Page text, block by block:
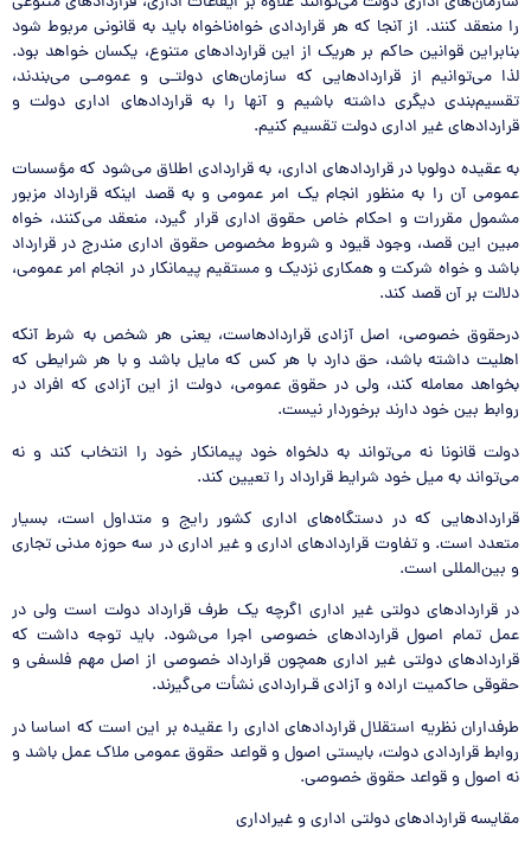
را منعقد کنند. از آنجا که هر قراردادی خواه‌ناخواه باید به قانونی مربوط شود
بنابراین قوانین حاکم بر هریک از این قراردادهای متنوع، یکسان خواهد بود.
لذا می‌توانیم از قراردادهایی که سازمان‌های دولتـی و عمومـی می‌بندند،
تقسیم‌بندی دیگری داشته باشیم و آنها را به قراردادهای اداری دولت و
قراردادهای غیر اداری دولت تقسیم کنیم.
به عقیده دولوبا در قراردادهای اداری، به قراردادی اطلاق می‌شود که مؤسسات
عمومی آن را به منظور انجام یک امر عمومی و به قصد اینکه قرارداد مزبور
مشمول مقررات و احکام خاص حقوق اداری قرار گیرد، منعقد می‌کنند، خواه
مبین این قصد، وجود قیود و شروط مخصوص حقوق اداری مندرج در قرارداد
باشد و خواه شرکت و همکاری نزدیک و مستقیم پیمانکار در انجام امر عمومی،
دلالت بر آن قصد کند.
درحقوق خصوصی، اصل آزادی قراردادهاست، یعنی هر شخص به شرط آنکه
اهلیت داشته باشد، حق دارد با هر کس که مایل باشد و با هر شرایطی که
بخواهد معامله کند، ولی در حقوق عمومی، دولت از این آزادی که افراد در
روابط بین خود دارند برخوردار نیست.
دولت قانونا نه می‌تواند به دلخواه خود پیمانکار خود را انتخاب کند و نه
می‌تواند به میل خود شرایط قرارداد را تعیین کند.
قراردادهایی که در دستگاه‌های اداری کشور رایج و متداول است، بسیار
متعدد است. و تفاوت قراردادهای اداری و غیر اداری در سه حوزه مدنی تجاری
و بین‌المللی است.
در قراردادهای دولتی غیر اداری اگرچه یک طرف قرارداد دولت است ولی در
عمل تمام اصول قراردادهای خصوصی اجرا می‌شود. باید توجه داشت که
قراردادهای دولتی غیر اداری همچون قرارداد خصوصی از اصل مهم فلسفی و
حقوقی حاکمیت اراده و آزادی قـراردادی نشأت می‌گیرند.
طرفداران نظریه استقلال قراردادهای اداری را عقیده بر این است که اساسا در
روابط قراردادی دولت، بایستی اصول و قواعد حقوق عمومی ملاک عمل باشد و
نه اصول و قواعد حقوق خصوصی.
مقایسه قراردادهای دولتی اداری و غیراداری